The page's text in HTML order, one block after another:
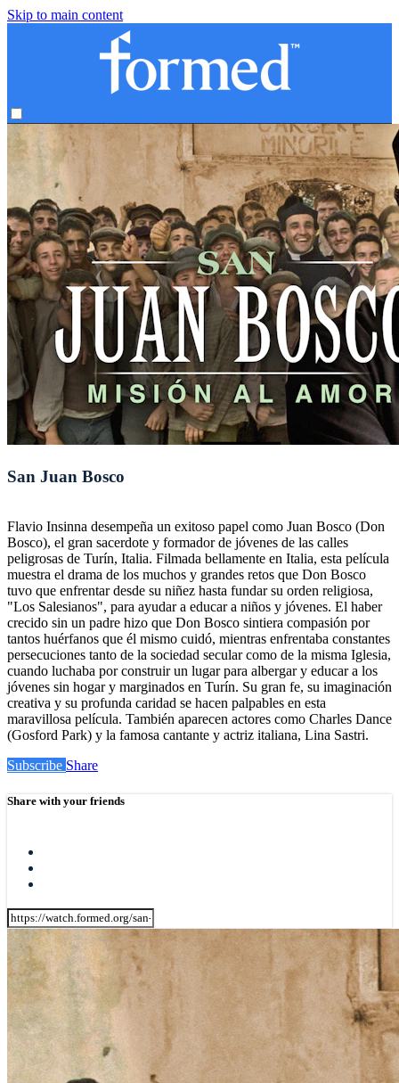
Skip to main content
San Juan Bosco
Flavio Insinna desempeña un exitoso papel como Juan Bosco (Don
Bosco), el gran sacerdote y formador de jóvenes de las calles
peligrosas de Turín, Italia. Filmada bellamente en Italia, esta película
muestra el drama de los muchos y grandes retos que Don Bosco
tuvo que enfrentar desde su niñez hasta fundar su orden religiosa,
"Los Salesianos", para ayudar a educar a niños y jóvenes. El haber
crecido sin un padre hizo que Don Bosco sintiera compasión por
tantos huérfanos que él mismo cuidó, mientras enfrentaba constantes
persecuciones tanto de la sociedad secular como de la misma Iglesia,
cuando luchaba por construir un lugar para albergar y educar a los
jóvenes sin hogar y marginados en Turín. Su gran fe, su imaginación
creativa y su profunda caridad se hacen palpables en esta
maravillosa película. También aparecen actores como Charles Dance
(Gosford Park) y la famosa cantante y actriz italiana, Lina Sastri.
Subscribe Share
Share with your friends